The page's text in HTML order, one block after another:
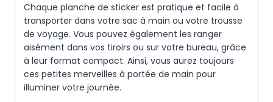
Chaque planche de sticker est pratique et facile à
transporter dans votre sac à main ou votre trousse
de voyage. Vous pouvez également les ranger
aisément dans vos tiroirs ou sur votre bureau, grâce
à leur format compact. Ainsi, vous aurez toujours
ces petites merveilles à portée de main pour
illuminer votre journée.